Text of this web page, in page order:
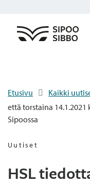
Etusivu Kaikki
että torstaina
Sipoossa
Uutiset
HSL